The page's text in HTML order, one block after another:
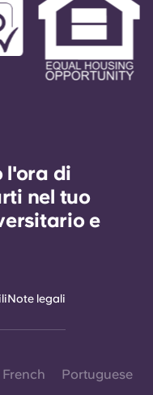
l'ora di
nel tuo
e
Note legali
French Portuguese